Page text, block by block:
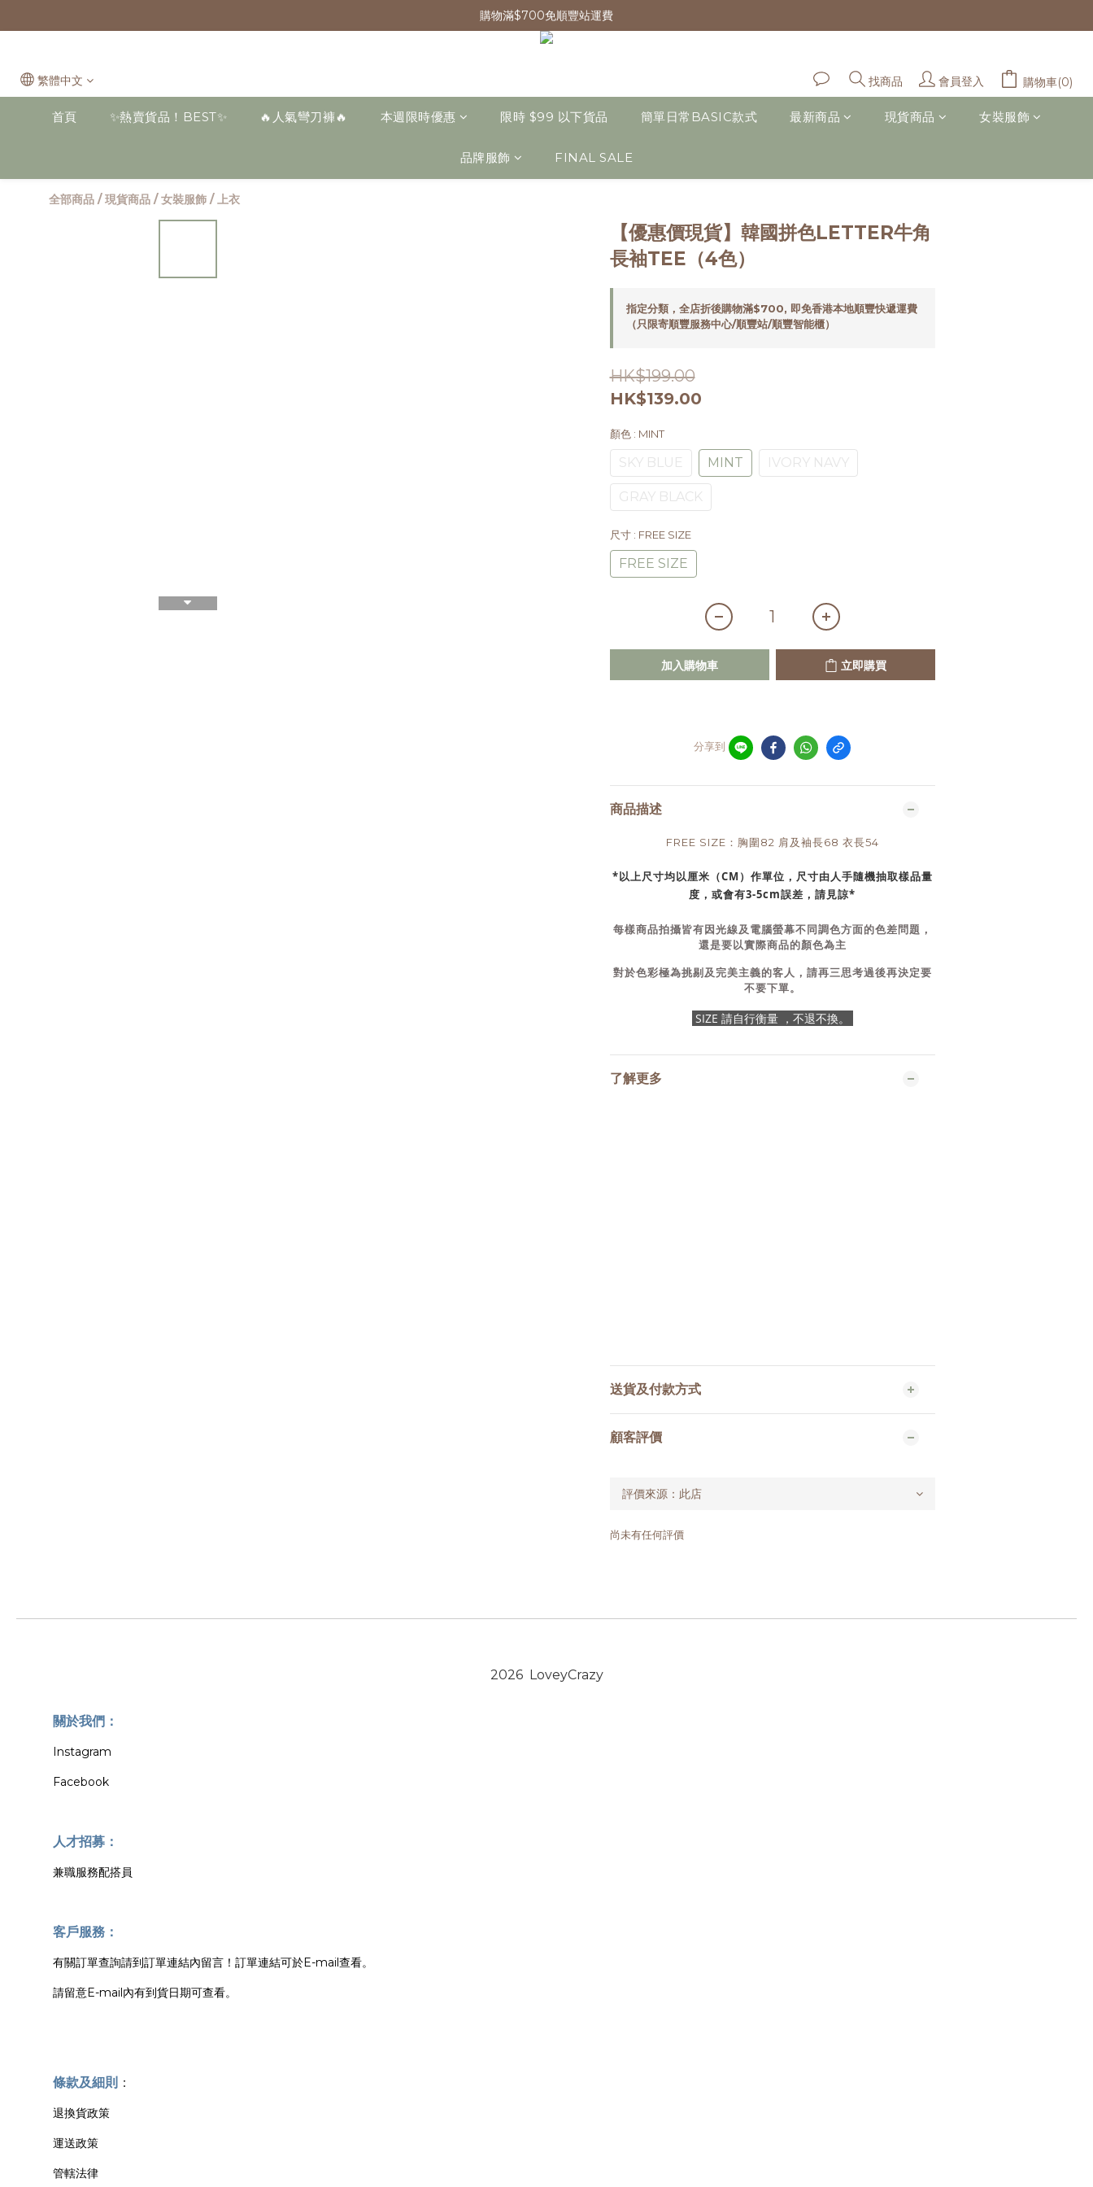
購物滿$700免順豐站運費
繁體中文 找商品 會員登入 購物車(0)
首頁 ✨熱賣貨品！BEST✨ 🔥人氣彎刀褲🔥 本週限時優惠 限時 $99 以下貨品 簡單日常BASIC款式 最新商品 現貨商品 女裝服飾
品牌服飾 FINAL SALE
全部商品 /現貨商品 /女裝服飾 /上衣
【優惠價現貨】韓國拼色LETTER牛角
長袖TEE（4色）
指定分類，全店折後購物滿$700, 即免香港本地順豐快遞運費
（只限寄順豐服務中心/順豐站/順豐智能櫃）
HK$199.00
HK$139.00
顏色 : MINT
SKY BLUE MINT IVORY NAVY
GRAY BLACK
尺寸 : FREE SIZE
FREE SIZE
加入購物車 立即購買
分享到
商品描述
FREE SIZE：胸圍82 肩及袖長68 衣長54
*以上尺寸均以厘米（CM）作單位，尺寸由人手隨機抽取樣品量
度，或會有3-5cm誤差，請見諒*
每樣商品拍攝皆有因光線及電腦螢幕不同調色方面的色差問題，
還是要以實際商品的顏色為主
對於色彩極為挑剔及完美主義的客人，請再三思考過後再決定要
不要下單。
SIZE 請自行衡量 ，不退不換。
了解更多
送貨及付款方式
顧客評價
尚未有任何評價
2026 LoveyCrazy
關於我們：
Instagram
Facebook
人才招募：
兼職服務配搭員
客戶服務：
有關訂單查詢請到訂單連結內留言！訂單連結可於E-mail查看。
請留意E-mail內有到貨日期可查看。
條款及細則 ：
退換貨政策
運送政策
管轄法律